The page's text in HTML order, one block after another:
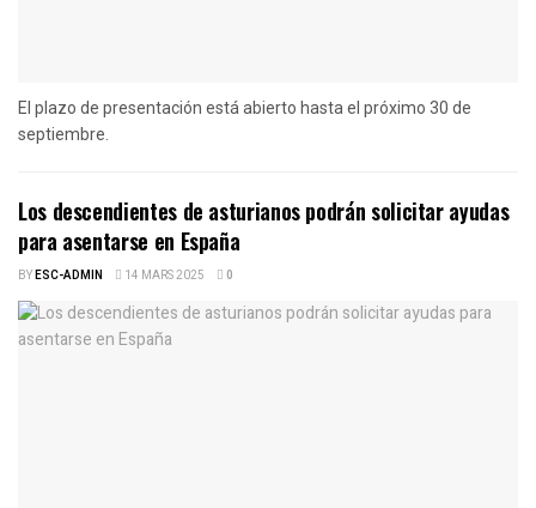
El plazo de presentación está abierto hasta el próximo 30 de
septiembre.
Los descendientes de asturianos podrán solicitar ayudas
para asentarse en España
BYESC-ADMIN 14 MARS 2025 0